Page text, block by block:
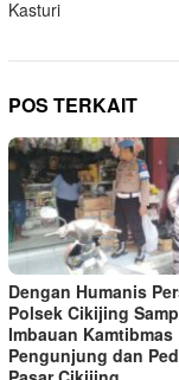
Kasturi
POS TERKAIT
Dengan Humanis
Polsek Cikijing
Imbauan Kamtibmas
Pengunjung dan